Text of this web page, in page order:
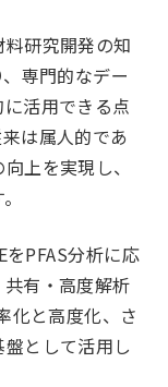
研究開発の知
専門的なデー
活用できる点
は属人的であ
上を実現し、
PFAS分析に応
有・高度解析
化と高度化、さ
として活用し